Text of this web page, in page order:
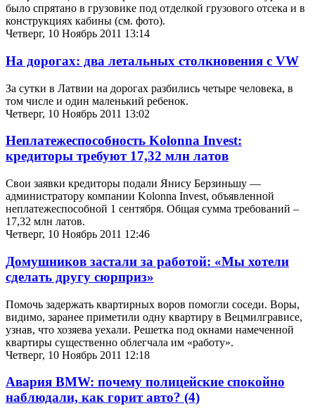
было спрятано в грузовике под отделкой грузового отсека и в
конструкциях кабины (см. фото).
Четверг, 10 Ноябрь 2011 13:14
На дорогах: два летальных столкновения с VW
За сутки в Латвии на дорогах разбились четыре человека, в
том числе и один маленький ребенок.
Четверг, 10 Ноябрь 2011 13:02
Неплатежеспособность Kolonna Invest:
кредиторы требуют 17,32 млн латов
Свои заявки кредиторы подали Янису Берзиньшу —
администратору компании Kolonna Invest, объявленной
неплатежеспособной 1 сентября. Общая сумма требований –
17,32 млн латов.
Четверг, 10 Ноябрь 2011 12:46
Домушников застали за работой: «Мы хотели
сделать другу сюрприз»
Помочь задержать квартирных воров помогли соседи. Воры,
видимо, заранее приметили одну квартиру в Вецмилгрависе,
узнав, что хозяева уехали. Решетка под окнами намеченной
квартиры существенно облегчала им «работу».
Четверг, 10 Ноябрь 2011 12:18
Авария BMW: почему полицейские спокойно
наблюдали, как горит авто? (4)